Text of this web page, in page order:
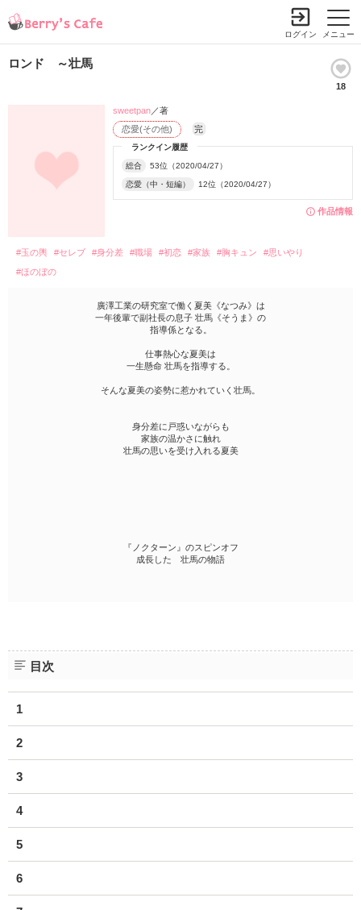
メニュー
ログイン
ロンド ～壮馬
18
作品情報
ランクイン履歴
総合 53位（2020/04/27）
恋愛（中・短編） 12位（2020/04/27）
恋愛(その他) 完
sweetpan／著
#玉の輿 #セレブ #身分差 #職場 #初恋 #家族 #胸キュン
#思いやり
#ほのぼの
廣澤工業の研究室で働く夏美《なつみ》は
一年後輩で副社長の息子 壮馬《そうま》の
指導係となる。
仕事熱心な夏美は
一生懸命 壮馬を指導する。
そんな夏美の姿勢に惹かれていく壮馬。
身分差に戸惑いながらも
家族の温かさに触れ
壮馬の思いを受け入れる夏美
『ノクターン』のスピンオフ
成長した 壮馬の物語
目次
1
2
3
4
5
6